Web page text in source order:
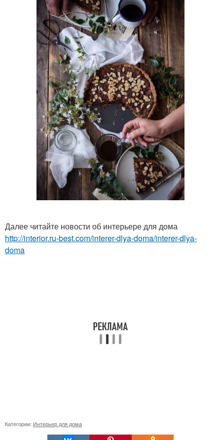
Далее читайте новости об интерьере для дома
http://interior.ru-best.com/interer-dlya-doma/interer-dlya-
doma
Категории: Интерьер для дома